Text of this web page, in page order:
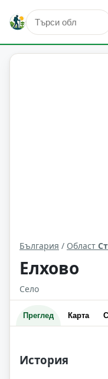
Елхово Област:
България / Област
Елхово
Село
Преглед Карта
История